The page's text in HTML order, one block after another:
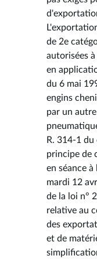
de 2e
autorisées
en
du 6 mai
engins
par un
R. 314-1 du
principe de
en séance
mardi 12
de la loi n°
relative au
des
et de